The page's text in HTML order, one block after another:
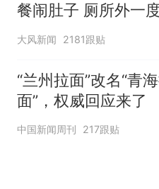
餐闹肚子 厕所外一
队
大风新闻 2181跟贴
“兰州拉面”改名“青
面”，权威回应来了
中国新闻周刊 217跟贴